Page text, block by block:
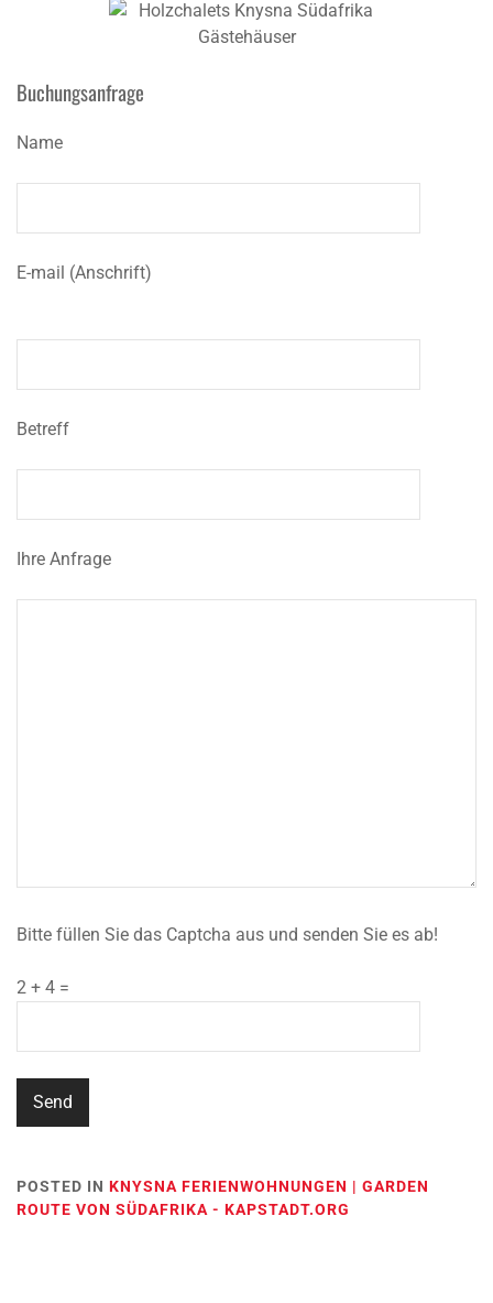
Buchungsanfrage
Name
E-mail (Anschrift)
Betreff
Ihre Anfrage
Bitte füllen Sie das Captcha aus und senden Sie es ab!
2 + 4 =
POSTED IN KNYSNA FERIENWOHNUNGEN | GARDEN
ROUTE VON SÜDAFRIKA - KAPSTADT.ORG